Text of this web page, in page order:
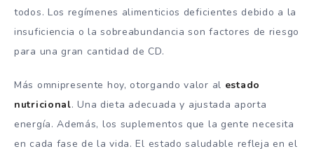
todos. Los regímenes alimenticios deficientes debido a la
insuficiencia o la sobreabundancia son factores de riesgo
para una gran cantidad de CD.
Más omnipresente hoy, otorgando valor al estado
nutricional. Una dieta adecuada y ajustada aporta
energía. Además, los suplementos que la gente necesita
en cada fase de la vida. El estado saludable refleja en el